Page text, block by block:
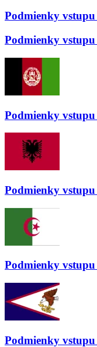
Podmienky vstupu
Podmienky vstupu
Podmienky vstupu
Podmienky vstupu
Podmienky vstupu
Podmienky vstupu